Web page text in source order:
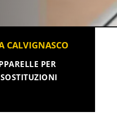
CALVIGNASCO
PER